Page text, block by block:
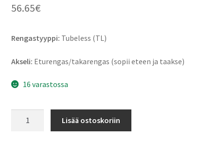
56.65€
Rengastyyppi: Tubeless (TL)
Akseli: Eturengas/takarengas (sopii eteen ja taakse)
16 varastossa
Lisää ostoskoriin